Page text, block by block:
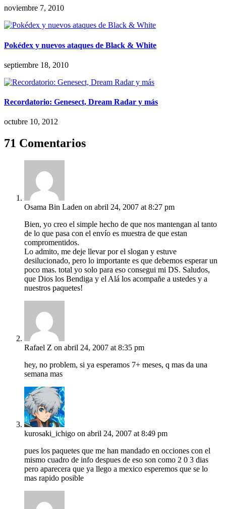
noviembre 7, 2010
Pokédex y nuevos ataques de Black & White
septiembre 18, 2010
Recordatorio: Genesect, Dream Radar y más
octubre 10, 2012
71 Comentarios
Osama Bin Laden on abril 24, 2007 at 8:27 pm
Bien, yo creo el simple hecho de que nos mantengan al tanto
de lo que pasa con el envío es muestra de que estan
compromentidos.
Lo admito, me deje llevar por el slogan y estuve
desilucionado, pero lo importante es que debemos esperar un
poco mas. total yo solo para eso consegui mi DS. Saludos,
que Dios los Bendiga y el Alá los acompañe a ustedes y a
nuestros paquetes!
Rafael Z on abril 24, 2007 at 8:35 pm
hey, no problem, si ya esperamos 7+ meses, q mas da una
semana mas
kurosaki_ichigo on abril 24, 2007 at 8:49 pm
pues los paquetes que me han mandado en occiones con el
mismo cuadro de info despues de eso son como 2 0 3 dias
pero aparecera que ya llego a mexico esperemos que se lo
mas rapido posible